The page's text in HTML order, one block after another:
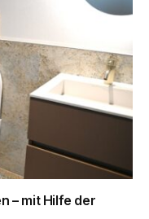
– mit Hilfe der